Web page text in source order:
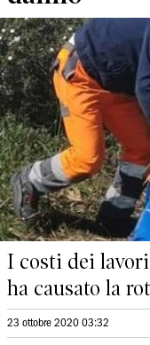
I costi dei
ha causato la
23 ottobre 2020 03:32